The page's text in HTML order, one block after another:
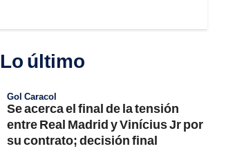
Lo último
Gol Caracol
Se acerca el final de la tensión
entre Real Madrid y Vinícius Jr por
su contrato; decisión final